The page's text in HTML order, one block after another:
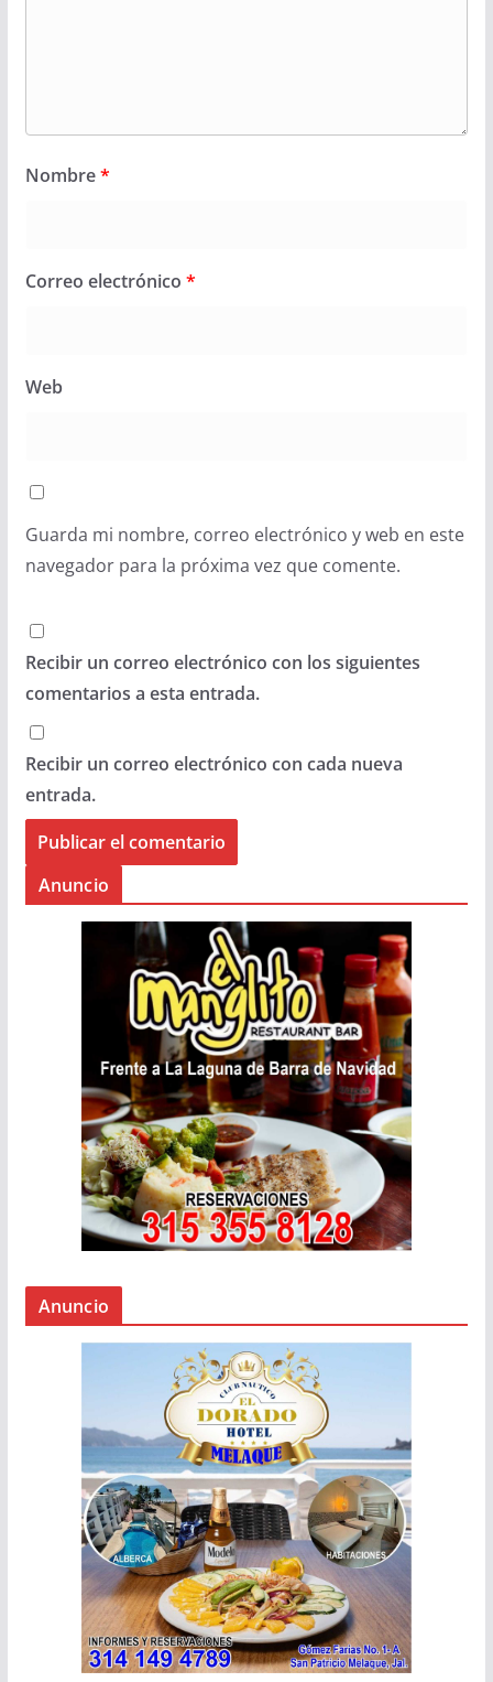
Nombre*
Correo electrónico *
Web
Guarda mi nombre, correo electrónico y web en este
navegador para la próxima vez que comente.
Recibir un correo electrónico con los siguientes
comentarios a esta entrada.
Recibir un correo electrónico con cada nueva
entrada.
Anuncio
Anuncio